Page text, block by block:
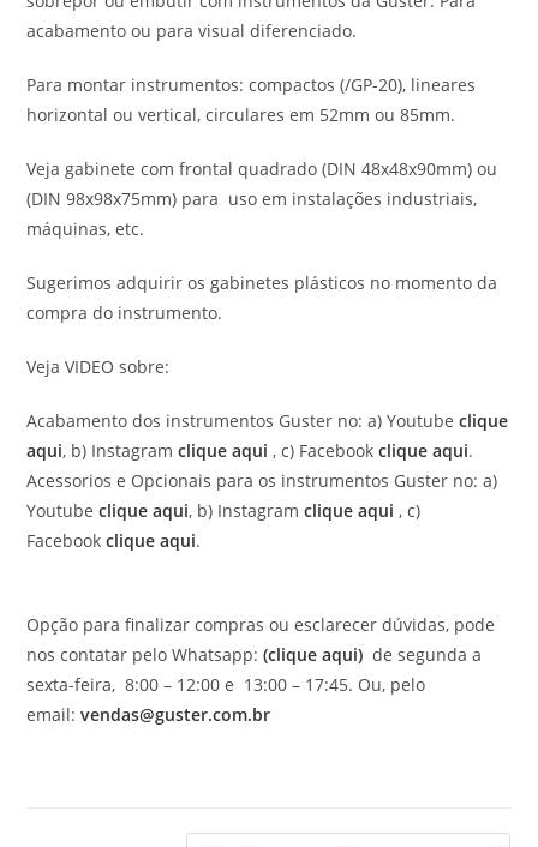
acabamento ou para visual diferenciado.
Para montar instrumentos: compactos (/GP-20), lineares
horizontal ou vertical, circulares em 52mm ou 85mm.
Veja gabinete com frontal quadrado (DIN 48x48x90mm) ou
(DIN 98x98x75mm) para uso em instalações industriais,
máquinas, etc.
Sugerimos adquirir os gabinetes plásticos no momento da
compra do instrumento.
Veja VIDEO sobre:
Acabamento dos instrumentos Guster no: a) Youtube clique
aqui, b) Instagram clique aqui , c) Facebook clique aqui.
Acessorios e Opcionais para os instrumentos Guster no: a)
Youtube clique aqui, b) Instagram clique aqui , c)
Facebook clique aqui.
Opção para finalizar compras ou esclarecer dúvidas, pode
nos contatar pelo Whatsapp:(clique aqui) de segunda a
sexta-feira, 8:00 – 12:00 e 13:00 – 17:45. Ou, pelo
email: vendas@guster.com.br